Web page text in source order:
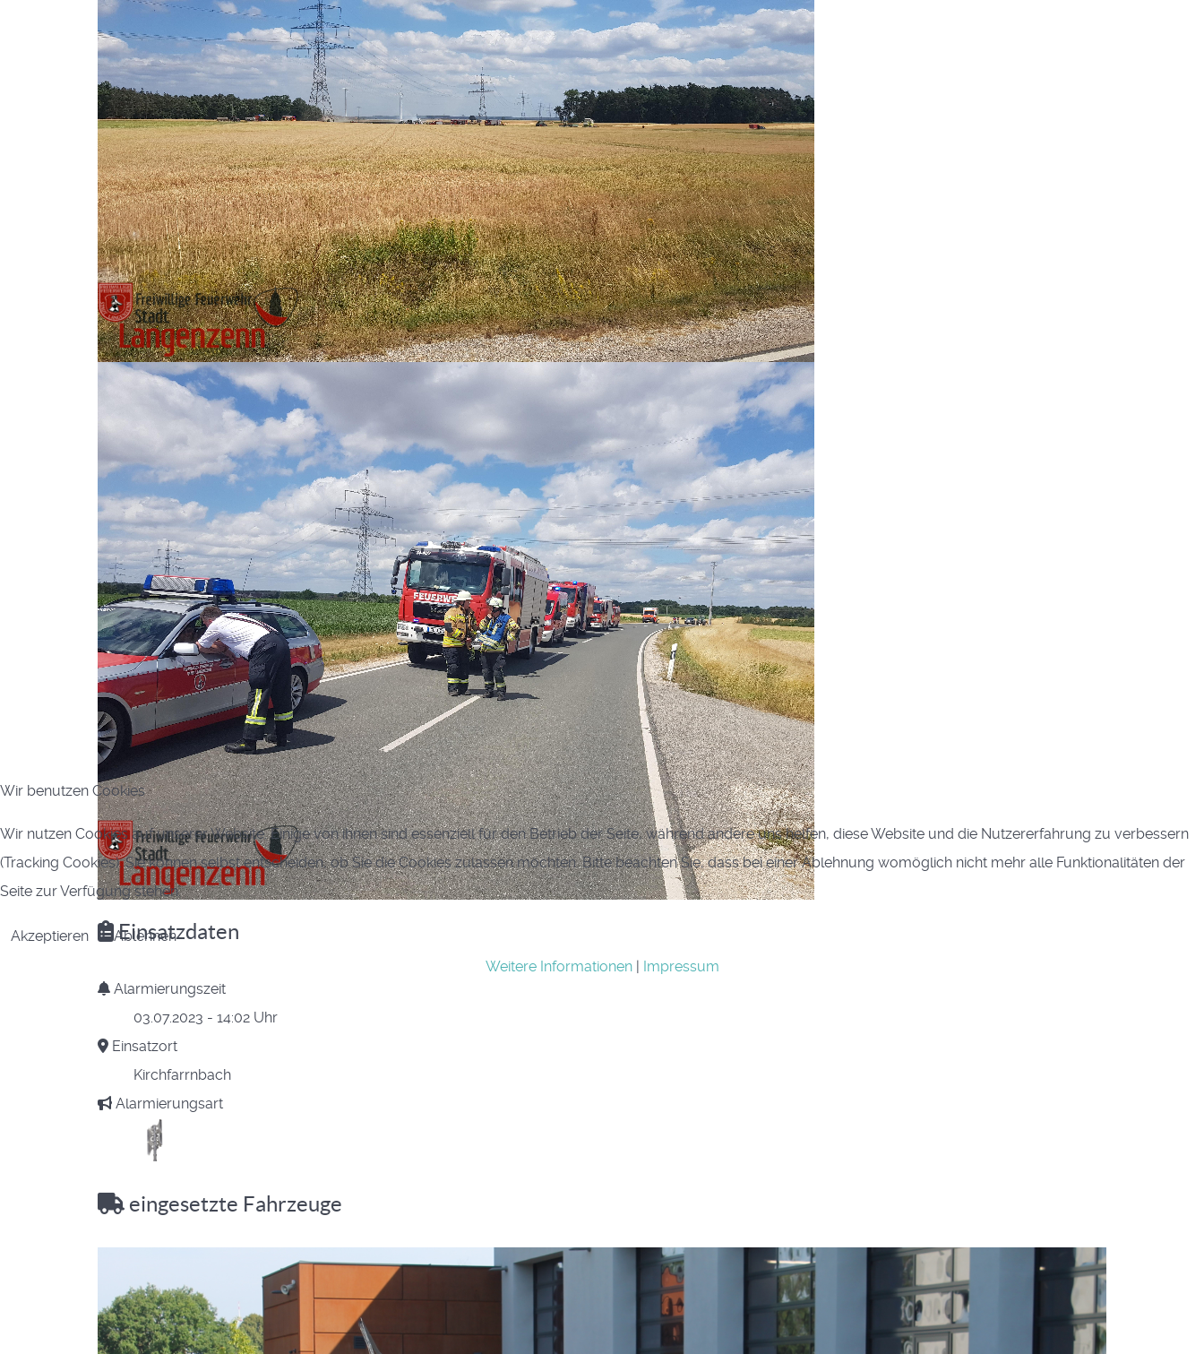
Einsatzdaten
Alarmierungszeit
03.07.2023 - 14:02 Uhr
Einsatzort
Kirchfarrnbach
Alarmierungsart
eingesetzte Fahrzeuge
Wir benutzen Cookies
Wir nutzen Cookies auf unserer Website. Einige von ihnen sind essenziell für den Betrieb der Seite, während andere uns helfen, diese Website und die Nutzererfahrung zu verbessern
(Tracking Cookies). Sie können selbst entscheiden, ob Sie die Cookies zulassen möchten. Bitte beachten Sie, dass bei einer Ablehnung womöglich nicht mehr alle Funktionalitäten der
Seite zur Verfügung stehen.
Akzeptieren
Ablehnen
Weitere Informationen| Impressum